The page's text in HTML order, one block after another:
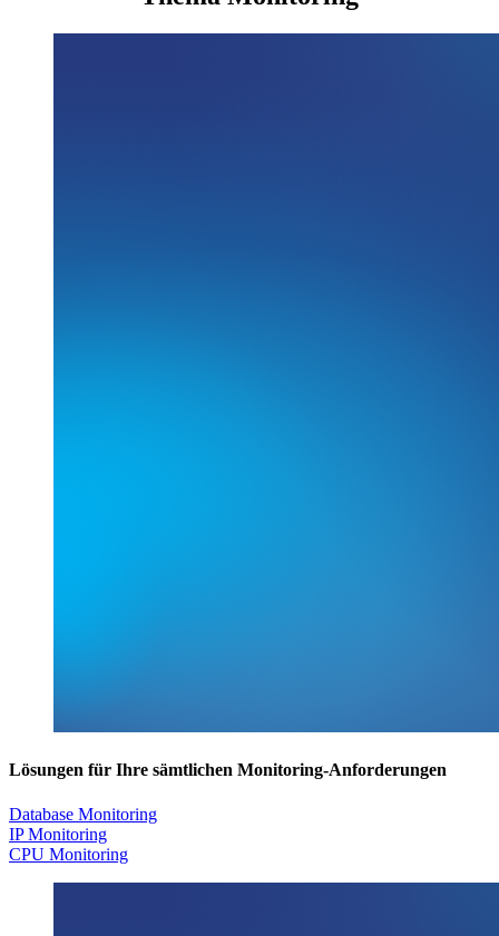
Lösungen für Ihre sämtlichen Monitoring-Anforderungen
Database Monitoring
IP Monitoring
CPU Monitoring